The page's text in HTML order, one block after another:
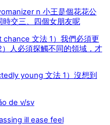
n 小王是個花花公
交三、四個女朋友呢
文法 1）我們必須更
人必須探觸不同的領域，才
young 文法 1）沒想到
de v/sv
ill ease feel